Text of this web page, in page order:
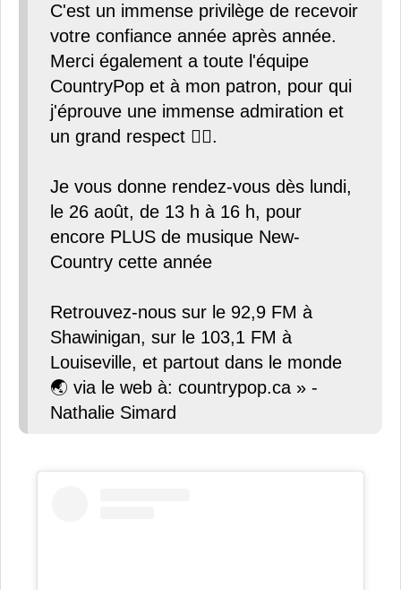
C'est un immense privilège de recevoir
votre confiance année après année.
Merci également a toute l'équipe
CountryPop et à mon patron, pour qui
j'éprouve une immense admiration et
un grand respect ✊🏼.
Je vous donne rendez-vous dès lundi,
le 26 août, de 13 h à 16 h, pour
encore PLUS de musique New-
Country cette année
Retrouvez-nous sur le 92,9 FM à
Shawinigan, sur le 103,1 FM à
Louiseville, et partout dans le monde
🌏 via le web à: countrypop.ca » -
Nathalie Simard